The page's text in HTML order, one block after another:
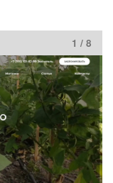
1 / 8